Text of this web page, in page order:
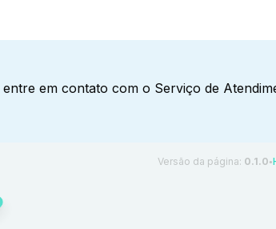
em contato com o Serviço de
Versão da página: 0.1.0 ●